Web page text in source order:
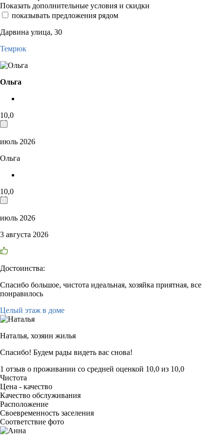
Показать дополнительные условия и скидки
показывать предложения рядом
Дарвина улица, 30
Темрюк
Ольга
10,0
июль 2026
Ольга
10,0
июль 2026
3 августа 2026
Достоинства:
Спасибо большое, чистота идеальная, хозяйка приятная, все
понравилось
Целый этаж в доме
Наталья, хозяин жилья
Спасибо! Будем рады видеть вас снова!
1 отзыв о проживании со средней оценкой 10,0 из 10,0
Чистота
Цена - качество
Качество обслуживания
Расположение
Своевременность заселения
Соответствие фото